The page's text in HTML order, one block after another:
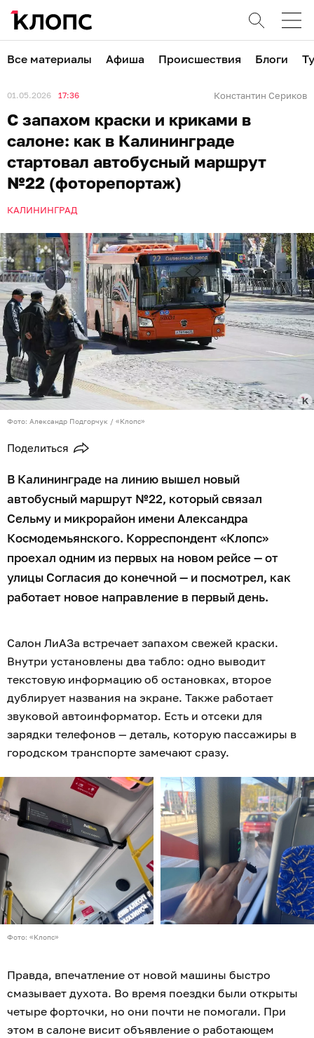
Все материалы Афиша Происшествия Блоги
01.05.2026 17:36 Константин Сериков
С запахом краски и криками в
салоне: как в Калининграде
стартовал автобусный маршрут
№22 (фоторепортаж)
КАЛИНИНГРАД
Фото: Александр Подгорчук / «Клопс»
Поделиться
В Калининграде на линию вышел новый
автобусный маршрут №22, который связал
Сельму и микрорайон имени Александра
Космодемьянского. Корреспондент «Клопс»
проехал одним из первых на новом рейсе — от
улицы Согласия до конечной — и посмотрел, как
работает новое направление в первый день.
Салон ЛиАЗа встречает запахом свежей краски.
Внутри установлены два табло: одно выводит
текстовую информацию об остановках, второе
дублирует названия на экране. Также работает
звуковой автоинформатор. Есть и отсеки для
зарядки телефонов — деталь, которую пассажиры в
городском транспорте замечают сразу.
Фото: «Клопс»
Правда, впечатление от новой машины быстро
смазывает духота. Во время поездки были открыты
четыре форточки, но они почти не помогали. При
этом в салоне висит объявление о работающем